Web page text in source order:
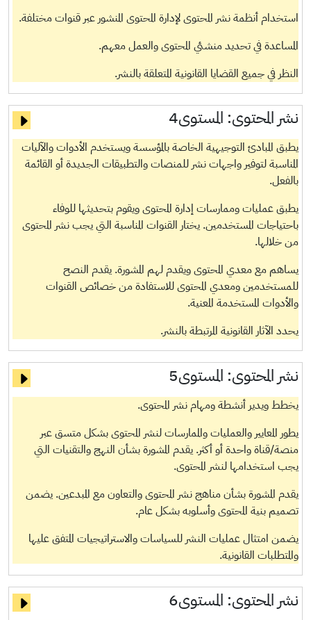
استخدام أنظمة نشر المحتوى لإدارة المحتوى المنشور عبر قنوات مختلفة.
المساعدة في تحديد منشئي المحتوى والعمل معهم.
النظر في جميع القضايا القانونية المتعلقة بالنشر.
نشر المحتوى: المستوى4
يطبق المبادئ التوجيهية الخاصة بالمؤسسة ويستخدم الأدوات والآليات
المناسبة لتوفير واجهات نشر للمنصات والتطبيقات الجديدة أو القائمة
بالفعل.
يطبق عمليات وممارسات إدارة المحتوى ويقوم بتحديثها للوفاء
باحتياجات المستخدمين. يختار القنوات المناسبة التي يجب نشر المحتوى
من خلالها.
يساهم مع معدي المحتوى ويقدم لهم المشورة. يقدم النصح
للمستخدمين ومعدي المحتوى للاستفادة من خصائص القنوات
والأدوات المستخدمة المعنية.
يحدد الآثار القانونية المرتبطة بالنشر.
نشر المحتوى: المستوى5
يخطط ويدير أنشطة ومهام نشر المحتوى.
يطور المعايير والعمليات والممارسات لنشر المحتوى بشكل متسق عبر
منصة/قناة واحدة أو أكثر. يقدم المشورة بشأن النهج والتقنيات التي
يجب استخدامها لنشر المحتوى.
يقدم المشورة بشأن مناهج نشر المحتوى والتعاون مع المبدعين. يضمن
تصميم بنية المحتوى وأسلوبه بشكل عام.
يضمن امتثال عمليات النشر للسياسات والاستراتيجيات المتفق عليها
والمتطلبات القانونية.
نشر المحتوى: المستوى6